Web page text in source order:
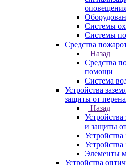
Системы
Системы
Средства
Назад
Средства
помощи
Система
Устройства
защиты от
Назад
и защиты
Устройства
Элементы
Устройства